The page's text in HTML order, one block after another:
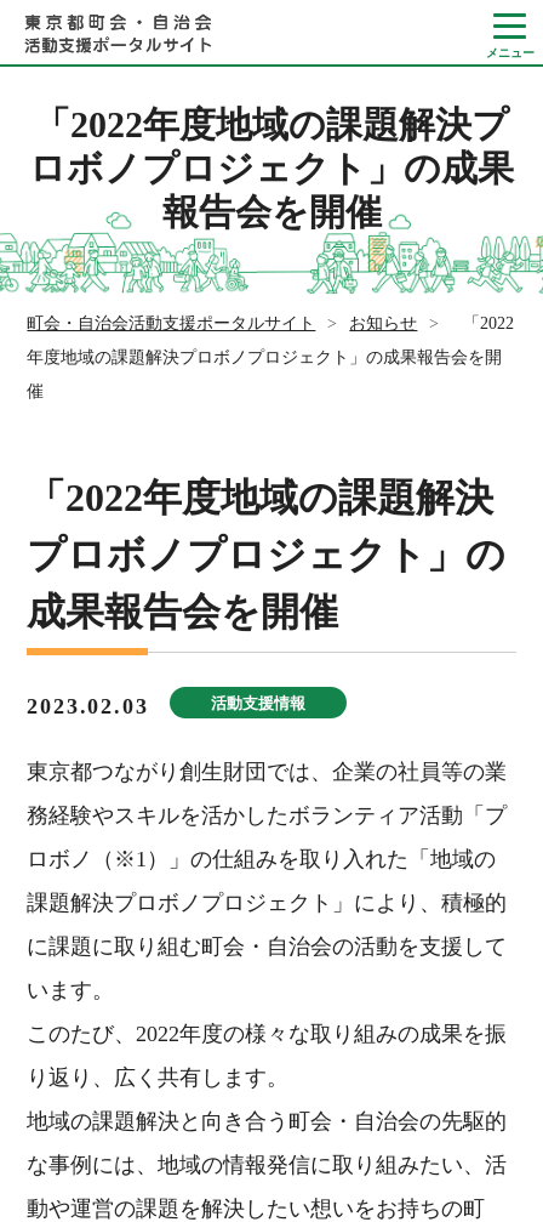
Language
やさしい日本語
ひらがなをつける
「2022年度地域の課題解決プ
ロボノプロジェクト」の成果
報告会を開催
町会・自治会活動支援ポータルサイト > お知らせ >
「2022
年度地域の課題解決プロボノプロジェクト」の成果報告会を開
催
「2022年度地域の課題解決
プロボノプロジェクト」の
成果報告会を開催
2023.02.03 活動支援情報
東京都つながり創生財団では、企業の社員等の業
務経験やスキルを活かしたボランティア活動「プ
ロボノ（※1）」の仕組みを取り入れた「地域の
課題解決プロボノプロジェクト」により、積極的
に課題に取り組む町会・自治会の活動を支援して
います。
このたび、2022年度の様々な取り組みの成果を振
り返り、広く共有します。
地域の課題解決と向き合う町会・自治会の先駆的
な事例には、地域の情報発信に取り組みたい、活
動や運営の課題を解決したい想いをお持ちの町